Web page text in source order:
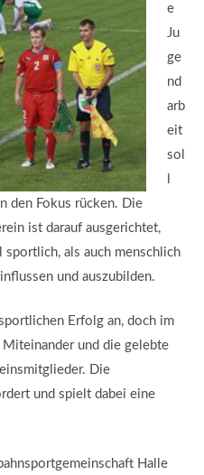
e
Ju
ge
nd
arb
eit
sol
den Fokus rücken. Die
ist darauf ausgerichtet,
als auch menschlich
und auszubilden.
Erfolg an, doch im
und die gelebte
Die
und spielt dabei eine
Halle